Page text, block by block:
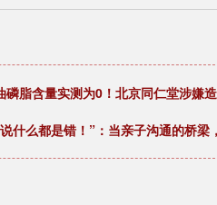
磷脂含量实测为0！北京同仁堂涉嫌
什么都是错！”：当亲子沟通的桥梁